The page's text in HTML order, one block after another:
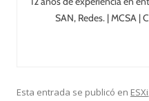
SAN, Redes. | MCSA |
Esta entrada se publicó en ESXi